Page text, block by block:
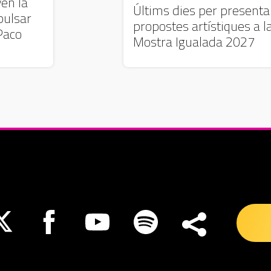
Últims dies per
propostes artístiques a
Mostra Igualada 2027
ventana
Abre en nueva ventanaAbre en nueva ventanaAbre en nueva ventanaAbre en nueva ventana